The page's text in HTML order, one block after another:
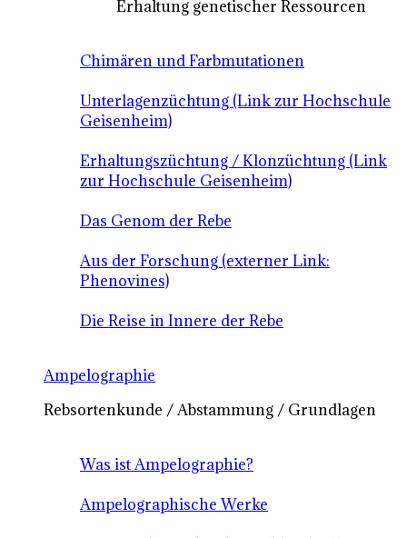
Erhaltung genetischer Ressourcen
Chimären und Farbmutationen
Unterlagenzüchtung (Link zur Hochschule
Geisenheim)
Erhaltungszüchtung / Klonzüchtung (Link
zur Hochschule Geisenheim)
Das Genom der Rebe
Aus der Forschung (externer Link:
Phenovines)
Die Reise in Innere der Rebe
Ampelographie
Rebsortenkunde / Abstammung / Grundlagen
Was ist Ampelographie?
Ampelographische Werke